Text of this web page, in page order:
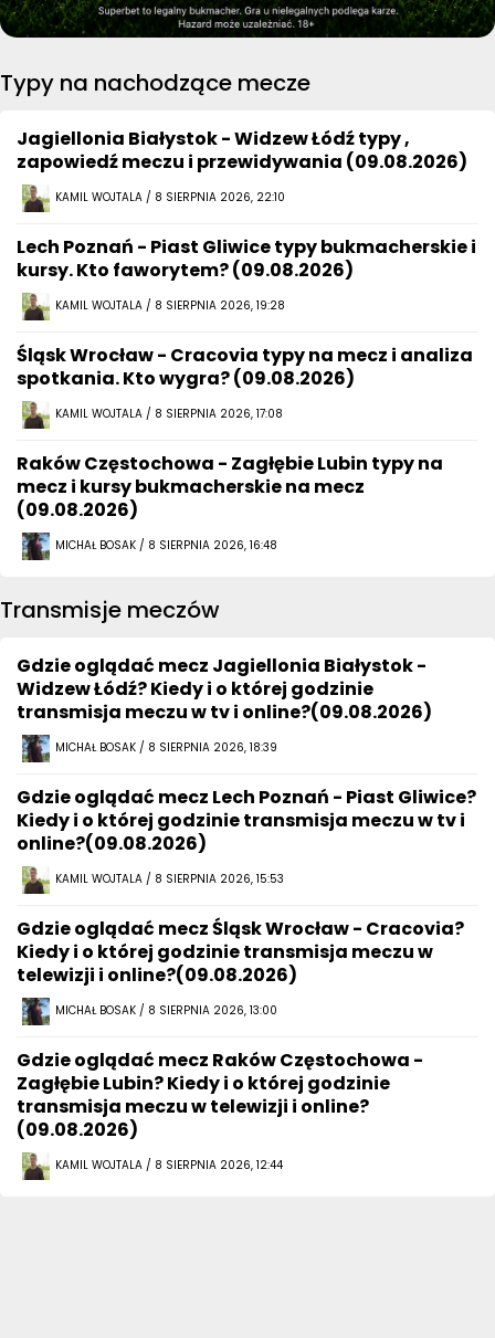
Typy na nachodzące mecze
Jagiellonia Białystok - Widzew Łódź typy ,
zapowiedź meczu i przewidywania (09.08.2026)
KAMIL WOJTALA / 8 SIERPNIA 2026, 22:10
Lech Poznań - Piast Gliwice typy bukmacherskie i
kursy. Kto faworytem? (09.08.2026)
KAMIL WOJTALA / 8 SIERPNIA 2026, 19:28
Śląsk Wrocław - Cracovia typy na mecz i analiza
spotkania. Kto wygra? (09.08.2026)
KAMIL WOJTALA / 8 SIERPNIA 2026, 17:08
Raków Częstochowa - Zagłębie Lubin typy na
mecz i kursy bukmacherskie na mecz
(09.08.2026)
MICHAŁ BOSAK / 8 SIERPNIA 2026, 16:48
Transmisje meczów
Gdzie oglądać mecz Jagiellonia Białystok -
Widzew Łódź? Kiedy i o której godzinie
transmisja meczu w tv i online?(09.08.2026)
MICHAŁ BOSAK / 8 SIERPNIA 2026, 18:39
Gdzie oglądać mecz Lech Poznań - Piast Gliwice?
Kiedy i o której godzinie transmisja meczu w tv i
online?(09.08.2026)
KAMIL WOJTALA / 8 SIERPNIA 2026, 15:53
Gdzie oglądać mecz Śląsk Wrocław - Cracovia?
Kiedy i o której godzinie transmisja meczu w
telewizji i online?(09.08.2026)
MICHAŁ BOSAK / 8 SIERPNIA 2026, 13:00
Gdzie oglądać mecz Raków Częstochowa -
Zagłębie Lubin? Kiedy i o której godzinie
transmisja meczu w telewizji i online?
(09.08.2026)
KAMIL WOJTALA / 8 SIERPNIA 2026, 12:44